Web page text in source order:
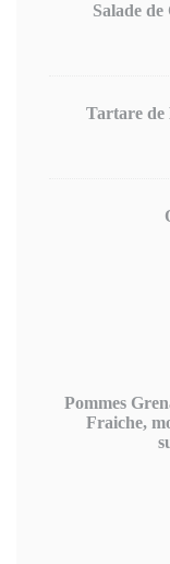
Salade
Tartare de
Pommes
Fraiche,